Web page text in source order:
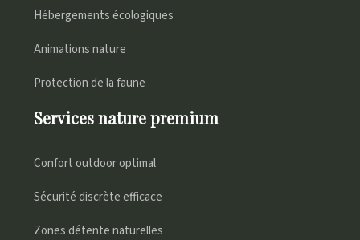
Hébergements écologiques
Animations nature
Protection de la faune
Services nature premium
Confort outdoor optimal
Sécurité discrète efficace
Zones détente naturelles